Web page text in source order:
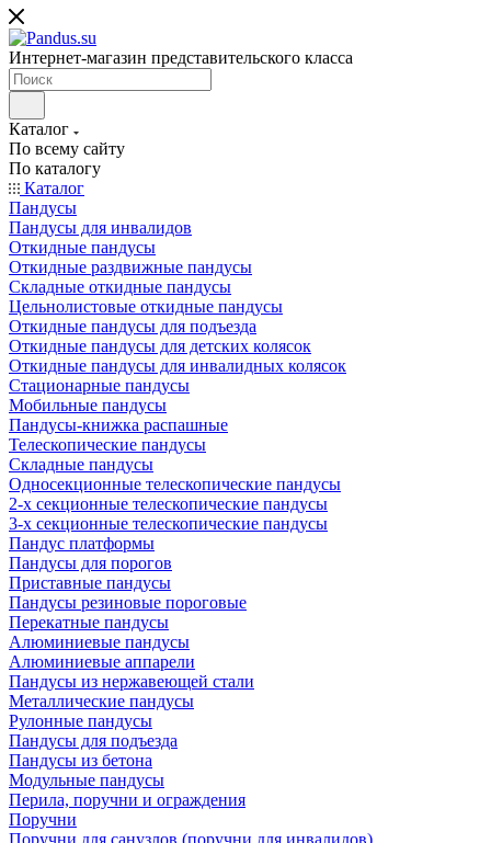
Интернет-магазин представительского класса
Каталог
По всему сайту
По каталогу
Каталог
Пандусы
Пандусы для инвалидов
Откидные пандусы
Откидные раздвижные пандусы
Складные откидные пандусы
Цельнолистовые откидные пандусы
Откидные пандусы для подъезда
Откидные пандусы для детских колясок
Откидные пандусы для инвалидных колясок
Стационарные пандусы
Мобильные пандусы
Пандусы-книжка распашные
Телескопические пандусы
Складные пандусы
Односекционные телескопические пандусы
2-х секционные телескопические пандусы
3-х секционные телескопические пандусы
Пандус платформы
Пандусы для порогов
Приставные пандусы
Пандусы резиновые пороговые
Перекатные пандусы
Алюминиевые пандусы
Алюминиевые аппарели
Пандусы из нержавеющей стали
Металлические пандусы
Рулонные пандусы
Пандусы для подъезда
Пандусы из бетона
Модульные пандусы
Перила, поручни и ограждения
Поручни
Поручни для санузлов (поручни для инвалидов)